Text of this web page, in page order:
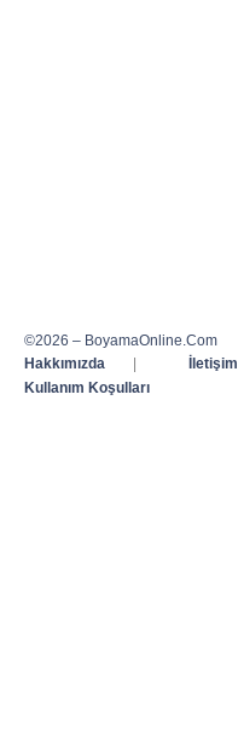
©2026 – BoyamaOnline.Com
Hakkımızda
| İletişim
Kullanım Koşulları